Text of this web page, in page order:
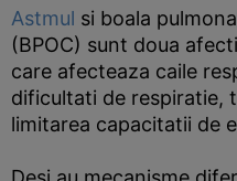
Astmul si boala
(BPOC) sunt doua
care afecteaza caile
dificultati de respiratie,
limitarea capacitatii de